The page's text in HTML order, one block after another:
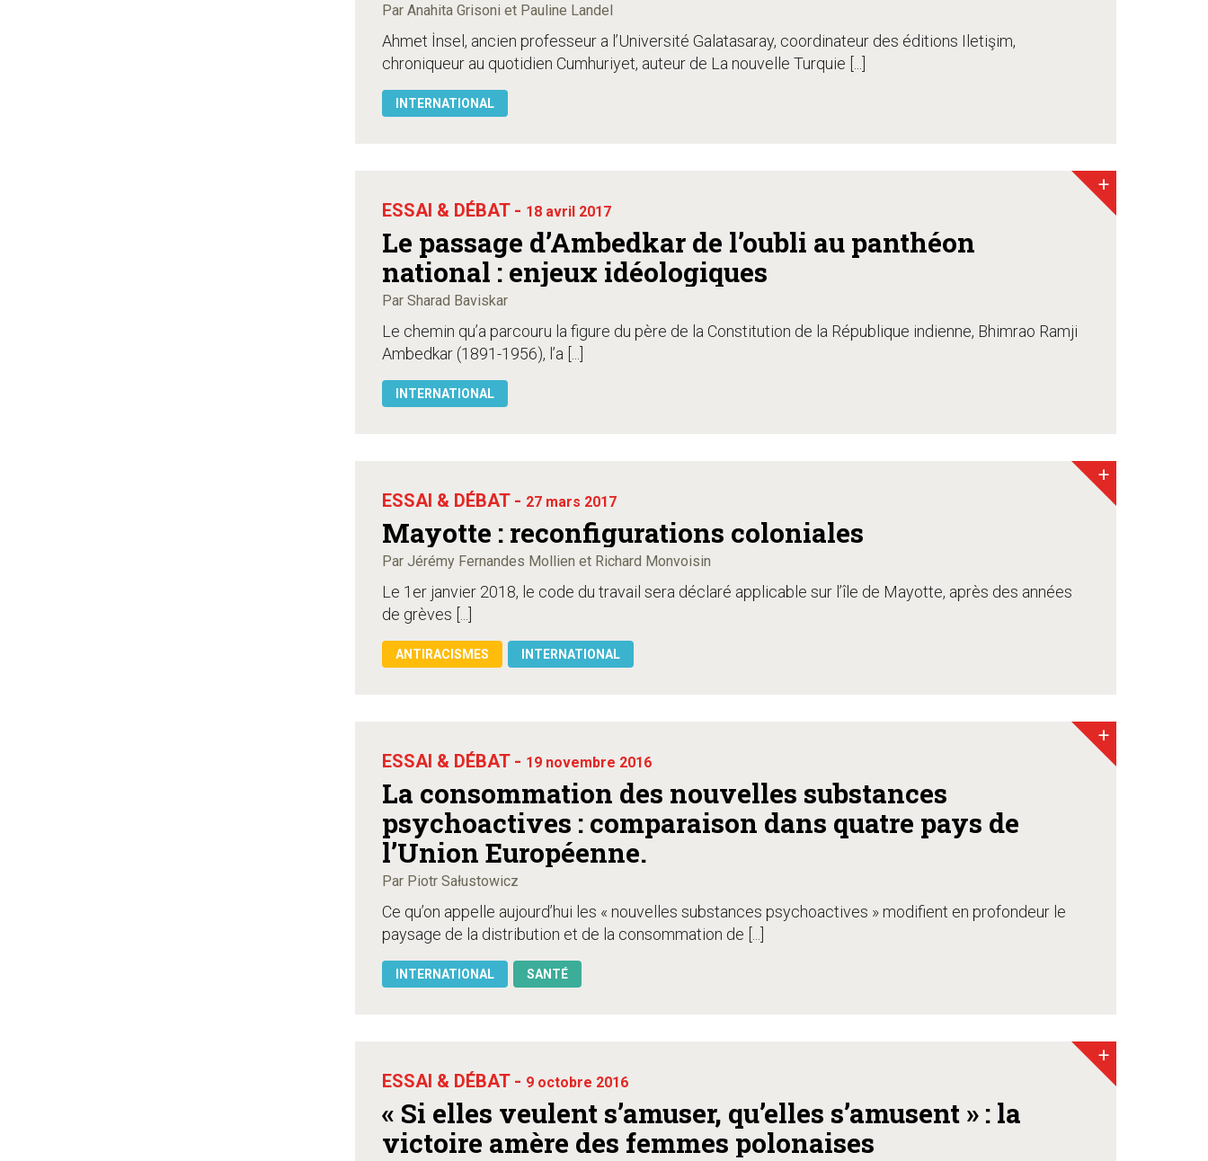
Par Anahita Grisoni et Pauline Landel
Ahmet İnsel, ancien professeur a l’Université Galatasaray, coordinateur des éditions Iletişim,
chroniqueur au quotidien Cumhuriyet, auteur de La nouvelle Turquie [...]
INTERNATIONAL
ESSAI & DÉBAT - 18 avril 2017
Le passage d’Ambedkar de l’oubli au panthéon
national : enjeux idéologiques
Par Sharad Baviskar
Le chemin qu’a parcouru la figure du père de la Constitution de la République indienne, Bhimrao Ramji
Ambedkar (1891-1956), l’a [...]
INTERNATIONAL
+
ESSAI & DÉBAT - 27 mars 2017
Mayotte : reconfigurations coloniales
Par Jérémy Fernandes Mollien et Richard Monvoisin
Le 1er janvier 2018, le code du travail sera déclaré applicable sur l’île de Mayotte, après des années
de grèves [...]
ANTIRACISMES INTERNATIONAL
+
ESSAI & DÉBAT - 19 novembre 2016
La consommation des nouvelles substances
psychoactives : comparaison dans quatre pays de
l’Union Européenne.
Par Piotr Sałustowicz
Ce qu’on appelle aujourd’hui les « nouvelles substances psychoactives » modifient en profondeur le
paysage de la distribution et de la consommation de [...]
INTERNATIONAL SANTÉ
+
ESSAI & DÉBAT - 9 octobre 2016
« Si elles veulent s’amuser, qu’elles s’amusent » : la
victoire amère des femmes polonaises
+